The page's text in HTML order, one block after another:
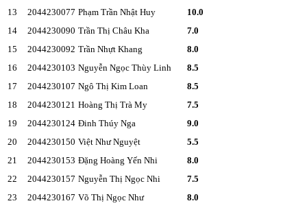
13
2044230077 Phạm Trần Nhật Huy
10.0
14
2044230090 Trần Thị Châu Kha
7.0
15
2044230092 Trần Nhựt Khang
8.0
16
2044230103 Nguyễn Ngọc Thùy Linh
8.5
17
2044230107 Ngô Thị Kim Loan
8.5
18
2044230121 Hoàng Thị Trà My
7.5
19
2044230124 Đinh Thúy Nga
9.0
20
2044230150 Việt Như Nguyệt
5.5
21
2044230153 Đặng Hoàng Yến Nhi
8.0
22
2044230157 Nguyễn Thị Ngọc Nhi
7.5
23
2044230167 Võ Thị Ngọc Như
8.0